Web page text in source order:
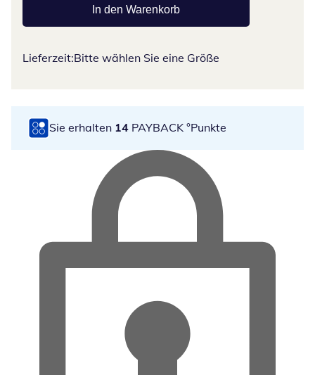
In den Warenkorb
Lieferzeit:Bitte wählen Sie eine Größe
Sie erhalten 14 PAYBACK °Punkte